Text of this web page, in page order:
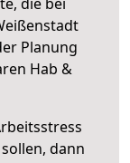
Planung
Hab &
dann